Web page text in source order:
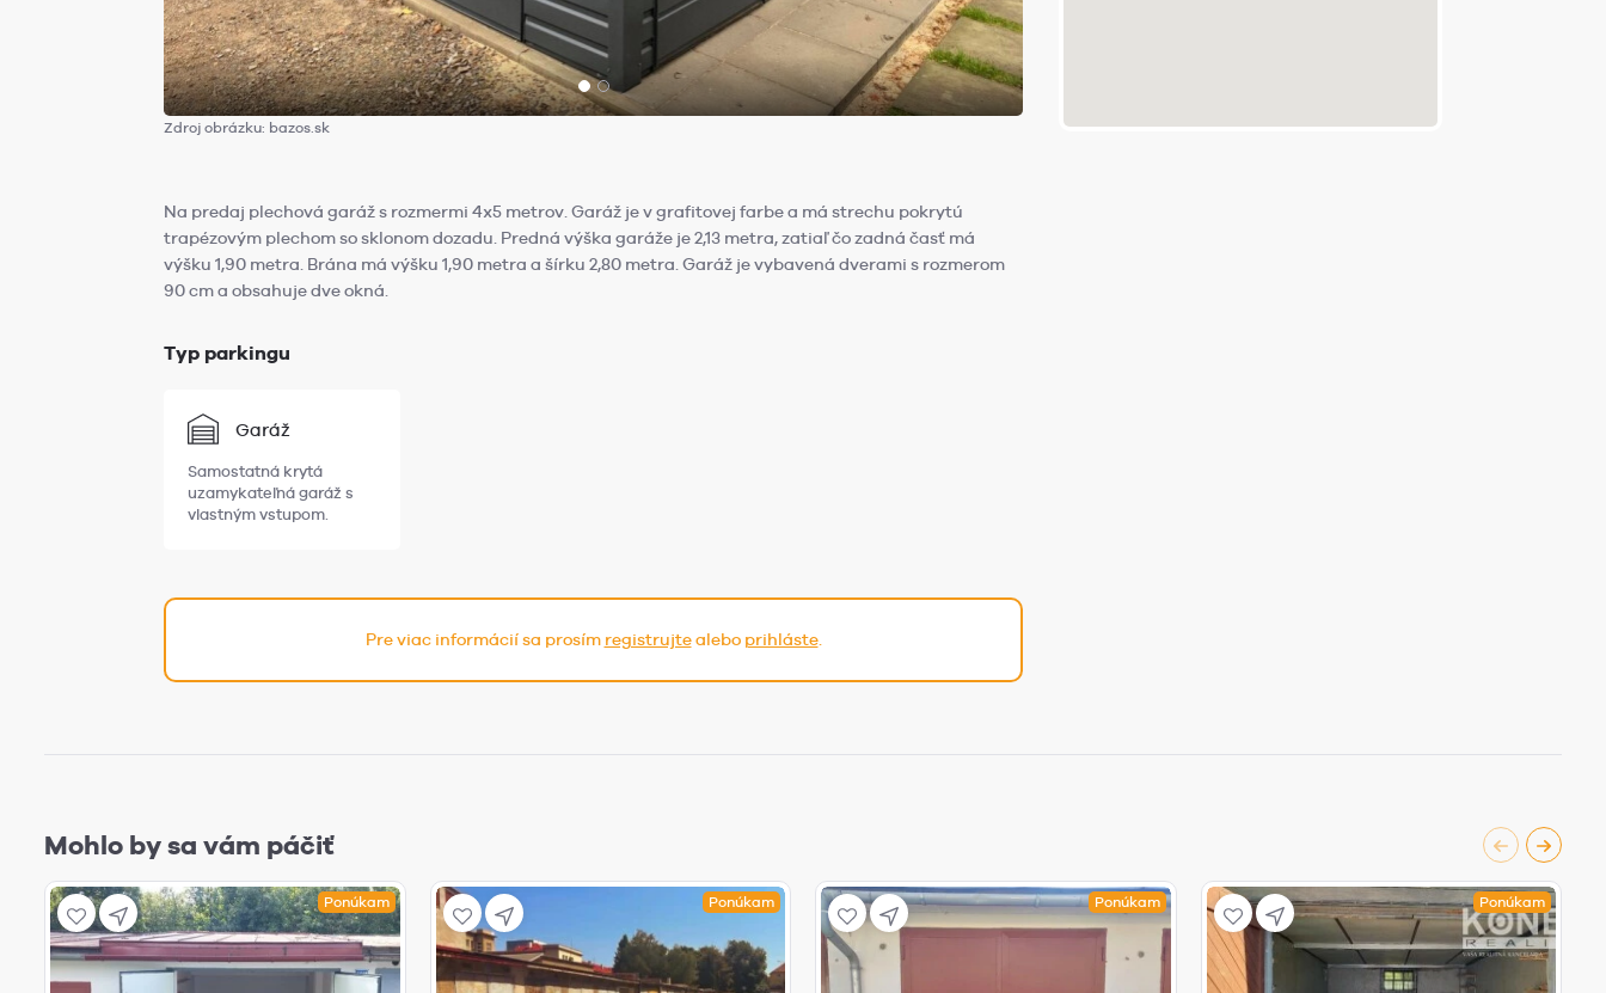
Zdroj obrázku: bazos.sk
Na predaj plechová garáž s rozmermi 4x5 metrov. Garáž je v grafitovej farbe a má strechu pokrytú
trapézovým plechom so sklonom dozadu. Predná výška garáže je 2,13 metra, zatiaľ čo zadná časť má
výšku 1,90 metra. Brána má výšku 1,90 metra a šírku 2,80 metra. Garáž je vybavená dverami s rozmerom
90 cm a obsahuje dve okná.
Typ parkingu
Garáž
Samostatná krytá
uzamykateľná garáž s
vlastným vstupom.
Pre viac informácií sa prosím registrujtealebo prihláste.
Mohlo by sa vám páčiť
Ponúkam Ponúkam Ponúkam Ponúkam